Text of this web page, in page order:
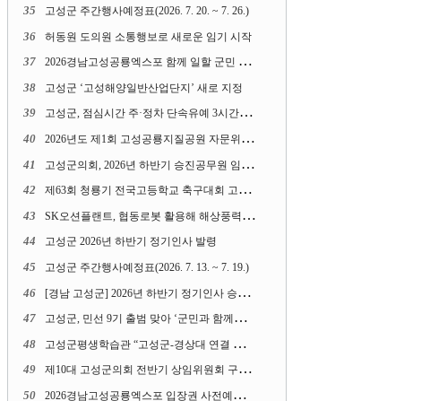
35 고성군 주간행사예정표(2026. 7. 20. ~ 7. 26.)
36 허동원 도의원 소통행보로 새로운 임기 시작
37 2026경남고성공룡엑스포 함께 일할 군민 모집
38 고성군 ‘고성해양일반산업단지’ 새로 지정
39 고성군, 점심시간 주·정차 단속유예 3시간으로 확대
40 2026년도 제1회 고성공룡지질공원 자문위원회 열어
41 고성군의회, 2026년 하반기 승진공무원 임용장 수여
42 제63회 청룡기 전국고등학교 축구대회 고성서 열린다
43 SK오션플랜트, 협동로봇 활용해 해상풍력 생산 혁신 속도 낸다
44 고성군 2026년 하반기 정기인사 발령
45 고성군 주간행사예정표(2026. 7. 13. ~ 7. 19.)
46 [경남 고성군] 2026년 하반기 정기인사 승진심사 결과
47 고성군, 민선 9기 출범 맞아 ‘군민과 함께하는 대전환 소통간담회’ 열어
48 고성군평생학습관 “고성군-경상대 연결 평생교육” 운영
49 제10대 고성군의회 전반기 상임위원회 구성 완료
50 2026경남고성공룡엑스포 입장권 사전예매 시작